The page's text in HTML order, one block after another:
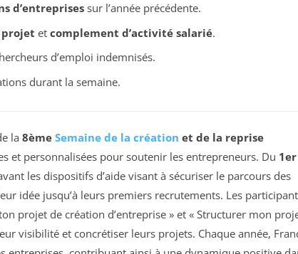
d’entreprisessur l’année précédente.
et complement d’activité salarié.
d’emploi indemnisés.
durant la semaine.
la 8ème Semaine de la création et de la reprise
et personnalisées pour soutenir les entrepreneurs. Du
les dispositifs d’aide visant à sécuriser le parcours des
idée jusqu’à leurs premiers recrutements. Les
projet de création d’entreprise » et « Structurer mon
visibilité et concrétiser leurs projets. Chaque année,